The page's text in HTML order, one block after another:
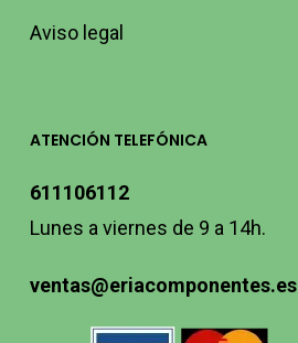
Aviso legal
ATENCIÓN TELEFÓNICA
611106112
Lunes a viernes de 9 a 14h.
ventas@eriacomponentes.es